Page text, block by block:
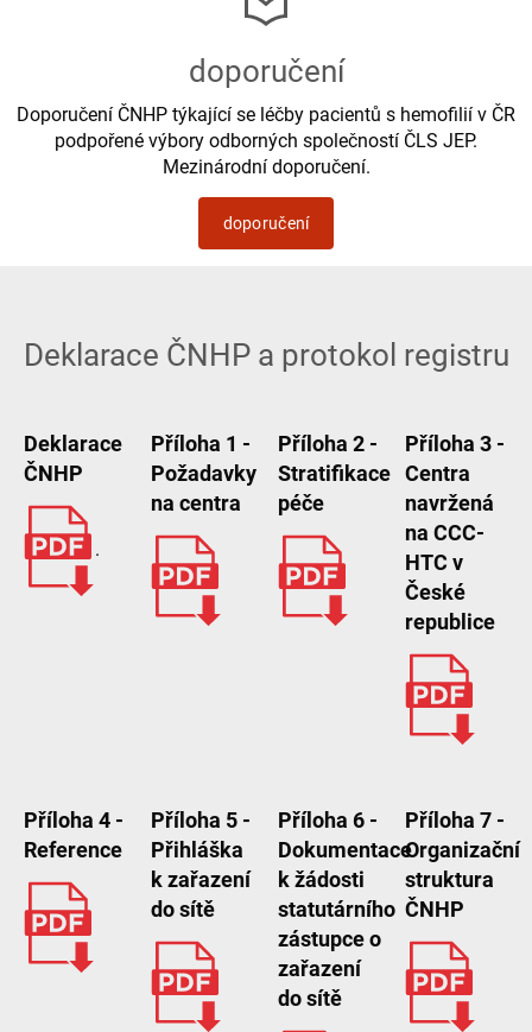
doporučení
Doporučení ČNHP týkající se léčby pacientů s hemofilií v ČR
podpořené výbory odborných společností ČLS JEP.
Mezinárodní doporučení.
doporučení
Deklarace ČNHP a protokol registru
Deklarace
ČNHP
.
Příloha 1 -
Požadavky
na centra
Příloha 2 -
Stratifikace
péče
Příloha 3 -
Centra
navržená
na CCC-
HTC v
České
republice
Příloha 4 -
Reference
Příloha 5 -
Přihláška
k zařazení
do sítě
Příloha 6 -
Dokumentace
k žádosti
statutárního
zástupce o
zařazení
do sítě
Příloha 7 -
Organizační
struktura
ČNHP